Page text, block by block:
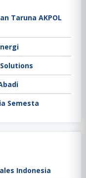
Taruna AKPOL
Semesta
Indonesia